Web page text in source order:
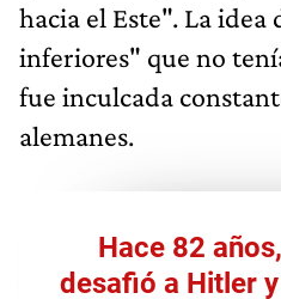
hacia el Este". La idea
inferiores" que no
fue inculcada
alemanes.
Hace 82
desafió a Hitler